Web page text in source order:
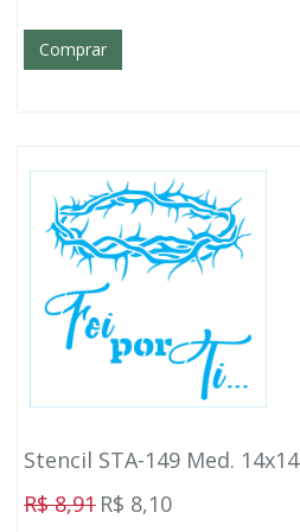
Comprar
Stencil STA-149 Med. 14x14
R$ 8,91 R$ 8,10